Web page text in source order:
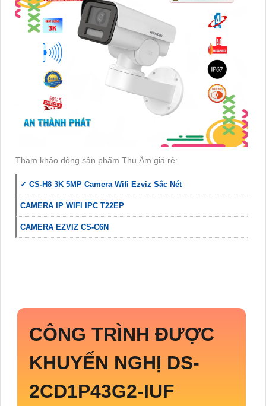
Tham khảo dòng sản phẩm Thu Âm giá rẻ:
✓ CS-H8 3K 5MP Camera Wifi Ezviz Sắc Nét
CAMERA IP WIFI IPC T22EP
CAMERA EZVIZ CS-C6N
CÔNG TRÌNH ĐƯỢC
KHUYẾN NGHỊ DS-
2CD1P43G2-IUF